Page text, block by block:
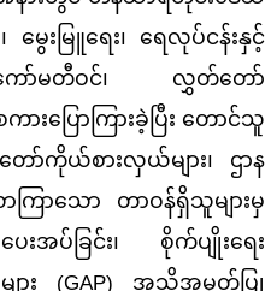
မွေးမြူရေး၊ ရေလုပ်ငန်းနှင့်
ာကော်မတီဝင်၊ လွှတ်တော်
ပြောကြားခဲ့ပြီး တောင်သူ
ာ်ကိုယ်စားလှယ်များ၊ ဌာန
ြာသော တာဝန်ရှိသူများမှ
ပေးအပ်ခြင်း၊ စိုက်ပျိုးရေး
ား (GAP) အသိအမှတ်ပြု